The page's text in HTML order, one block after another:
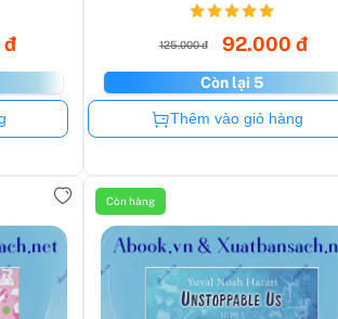
đ 125.000 đ 92.000 đ
Còn lại 5
Còn hàng
Thêm vào giỏ hàng
Còn hàng